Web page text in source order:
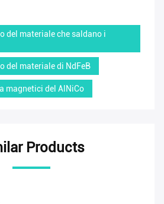
del materiale che saldano i
del materiale di NdFeB
magnetici del AlNiCo
Products